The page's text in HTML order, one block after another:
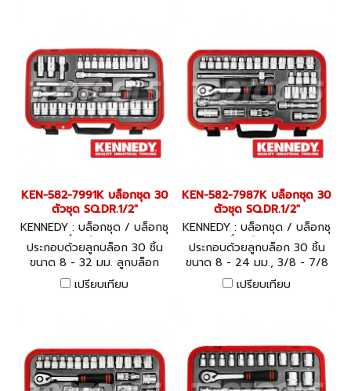
KEN-582-7991K บล็อกชุด 30
ตัวชุด SQ.DR.1/2"
KENNEDY : บล็อกชุด / บล็อกชุ
ดพร้อมเครื่องมือ KEN-582-79
91K
ประกอบด้วยลูกบล็อก 30 ชิ้น
ขนาด 8 - 32 มม. ลูกบล็อก
ถอดหัวเทียน ด้ามและข้อต่อใน
ชุด
เปรียบเทียบ
KEN-582-7987K บล็อกชุด 30
ตัวชุด SQ.DR.1/2"
KENNEDY : บล็อกชุด / บล็อกชุ
ดพร้อมเครื่องมือ KEN-582-79
87K
ประกอบด้วยลูกบล็อก 30 ชิ้น
ขนาด 8 - 24 มม., 3/8 - 7/8
นิ้ว ลูกบล็อกถอดหัวเทียน ด้าม
และข้อต่อในชุด
เปรียบเทียบ